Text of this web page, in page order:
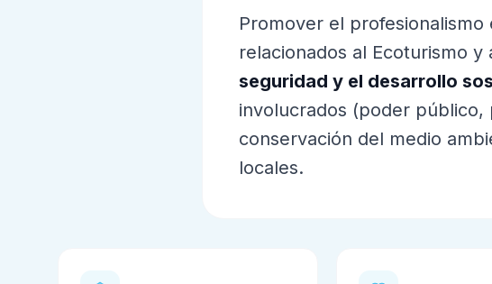
Promover el
relacionados al Ecoturismo
seguridad y el desarrollo
involucrados (poder
conservación del medio
locales.